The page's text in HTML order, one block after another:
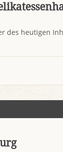
des heutigen